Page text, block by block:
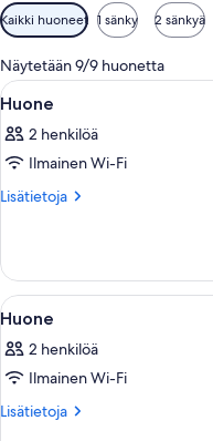
Huoneille
saatavilla
olevia
suodattimia
Kaikki huoneet 1 sänky 2 sänkyä
Näytetään 9/9 huonetta
Avaa
kaikki
huonetyypin
Huone
kuvat
16
Huone
2 henkilöä
Ilmainen Wi-Fi
Lisätietoja
Lisätietoja
Avaa
kaikki
huonetyypin
Huone
kuvat
15
Huone
2 henkilöä
Ilmainen Wi-Fi
Lisätietoja
Lisätietoja